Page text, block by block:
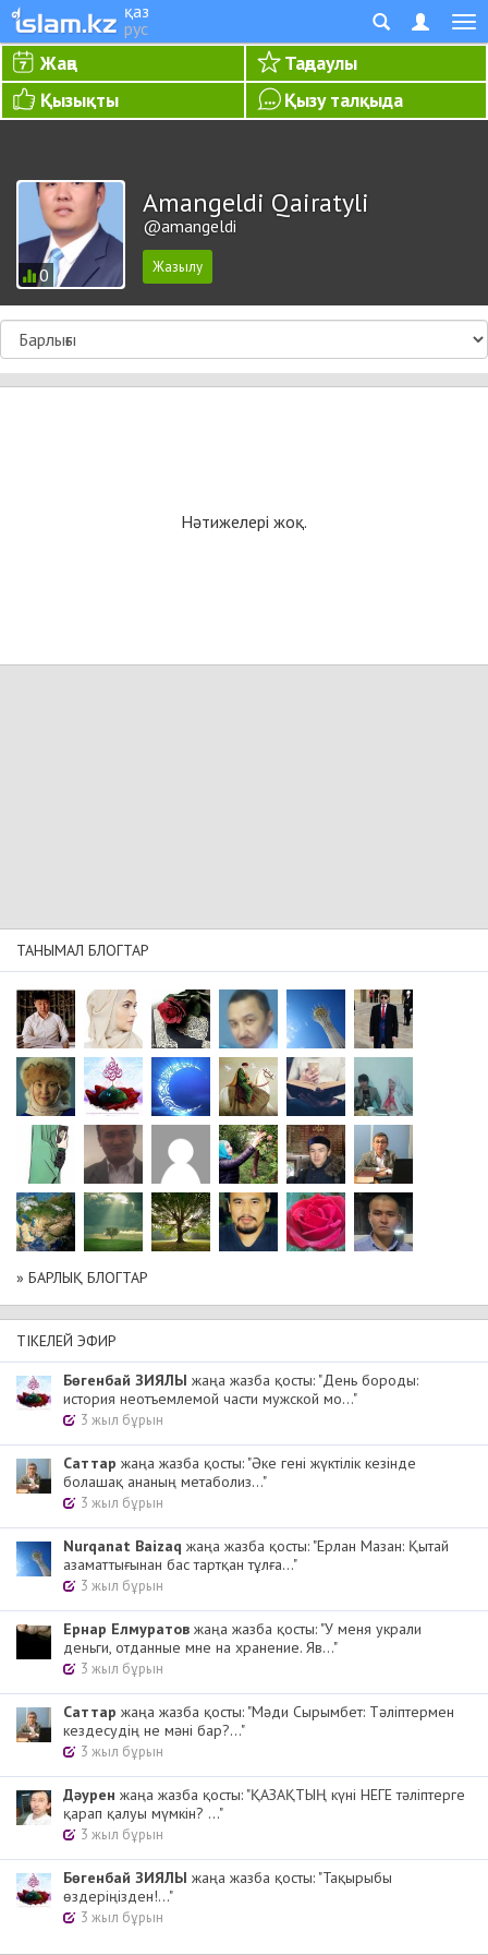
қаз
рус
Жаңа
Таңдаулы
Қызықты
Қызу талқыда
0
Amangeldi Qairatyli
@amangeldi
Нәтижелері жоқ.
ТАНЫМАЛ БЛОГТАР
» БАРЛЫҚ БЛОГТАР
ТІКЕЛЕЙ ЭФИР
Бөгенбай ЗИЯЛЫ жаңа жазба қосты: "День бороды:
история неотъемлемой части мужской мо..."
3 жыл бұрын
Cаттар жаңа жазба қосты: "Әке гені жүктілік кезінде
болашақ ананың метаболиз..."
3 жыл бұрын
Nurqanat Baizaq жаңа жазба қосты: "Ерлан Мазан: Қытай
азаматтығынан бас тартқан тұлға..."
3 жыл бұрын
Ернар Елмуратов жаңа жазба қосты: "У меня украли
деньги, отданные мне на хранение. Яв..."
3 жыл бұрын
Cаттар жаңа жазба қосты: "Мәди Сырымбет: Тәліптермен
кездесудің не мәні бар?..."
3 жыл бұрын
Дәурен жаңа жазба қосты: "ҚАЗАҚТЫҢ күні НЕГЕ тәліптерге
қарап қалуы мүмкін? ..."
3 жыл бұрын
Бөгенбай ЗИЯЛЫ жаңа жазба қосты: "Тақырыбы
өздеріңізден!..."
3 жыл бұрын